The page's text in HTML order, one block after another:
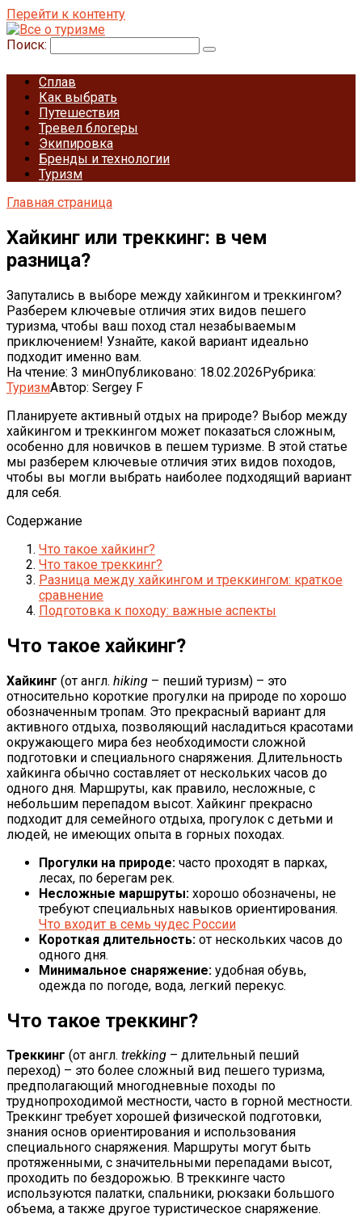
Перейти к контенту
Поиск:
Сплав
Как выбрать
Путешествия
Тревел блогеры
Экипировка
Бренды и технологии
Туризм
Главная страница
Хайкинг или треккинг: в чем
разница?
Запутались в выборе между хайкингом и треккингом?
Разберем ключевые отличия этих видов пешего
туризма, чтобы ваш поход стал незабываемым
приключением! Узнайте, какой вариант идеально
подходит именно вам.
На чтение: 3 минОпубликовано: 18.02.2026Рубрика:
ТуризмАвтор: Sergey F
Планируете активный отдых на природе? Выбор между
хайкингом и треккингом может показаться сложным,
особенно для новичков в пешем туризме. В этой статье
мы разберем ключевые отличия этих видов походов,
чтобы вы могли выбрать наиболее подходящий вариант
для себя.
Содержание
Что такое хайкинг?
Что такое треккинг?
Разница между хайкингом и треккингом: краткое
сравнение
Подготовка к походу: важные аспекты
Что такое хайкинг?
Хайкинг (от англ. hiking – пеший туризм) – это
относительно короткие прогулки на природе по хорошо
обозначенным тропам. Это прекрасный вариант для
активного отдыха, позволяющий насладиться красотами
окружающего мира без необходимости сложной
подготовки и специального снаряжения. Длительность
хайкинга обычно составляет от нескольких часов до
одного дня. Маршруты, как правило, несложные, с
небольшим перепадом высот. Хайкинг прекрасно
подходит для семейного отдыха, прогулок с детьми и
людей, не имеющих опыта в горных походах.
Прогулки на природе: часто проходят в парках,
лесах, по берегам рек.
Несложные маршруты: хорошо обозначены, не
требуют специальных навыков ориентирования.
Что входит в семь чудес России
Короткая длительность: от нескольких часов до
одного дня.
Минимальное снаряжение: удобная обувь,
одежда по погоде, вода, легкий перекус.
Что такое треккинг?
Треккинг (от англ. trekking – длительный пеший
переход) – это более сложный вид пешего туризма,
предполагающий многодневные походы по
труднопроходимой местности, часто в горной местности.
Треккинг требует хорошей физической подготовки,
знания основ ориентирования и использования
специального снаряжения. Маршруты могут быть
протяженными, с значительными перепадами высот,
проходить по бездорожью. В треккинге часто
используются палатки, спальники, рюкзаки большого
объема, а также другое туристическое снаряжение.